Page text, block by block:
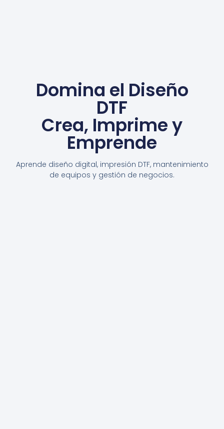
Domina el Diseño
DTF
Crea, Imprime y
Emprende
Aprende diseño digital, impresión DTF, mantenimiento
de equipos y gestión de negocios.